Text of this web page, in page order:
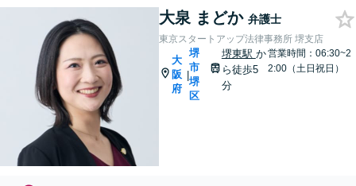
大泉 まどか 弁護士
東京スタートアップ法律事務所 堺支店
大
阪
府
|
堺
市
堺
区
堺東駅 か
ら徒歩5
分
営業時間：06:30~2
2:00（土日祝日）